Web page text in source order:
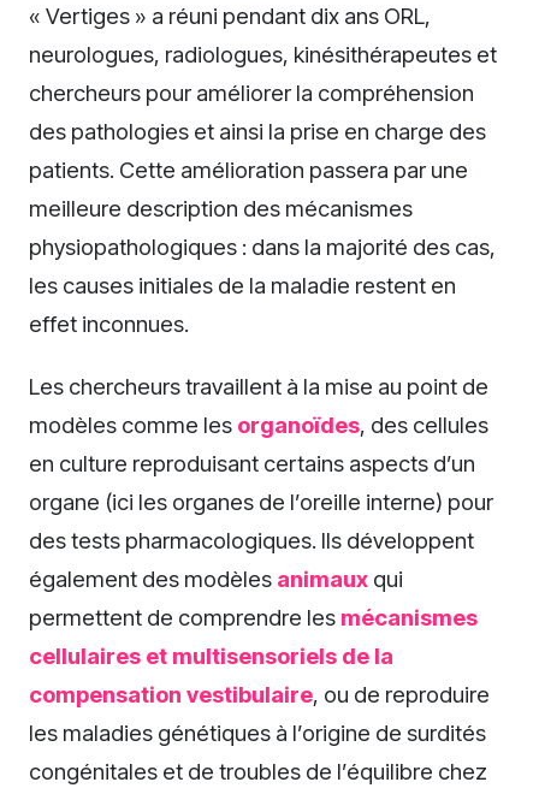
« Vertiges » a réuni pendant dix ans ORL,
neurologues, radiologues, kinésithérapeutes et
chercheurs pour améliorer la compréhension
des pathologies et ainsi la prise en charge des
patients. Cette amélioration passera par une
meilleure description des mécanismes
physiopathologiques : dans la majorité des cas,
les causes initiales de la maladie restent en
effet inconnues.
Les chercheurs travaillent à la mise au point de
modèles comme les organoïdes, des cellules
en culture reproduisant certains aspects d’un
organe (ici les organes de l’oreille interne) pour
des tests pharmacologiques. Ils développent
également des modèles animaux qui
permettent de comprendre les mécanismes
cellulaires et multisensoriels de la
compensation vestibulaire, ou de reproduire
les maladies génétiques à l’origine de surdités
congénitales et de troubles de l’équilibre chez